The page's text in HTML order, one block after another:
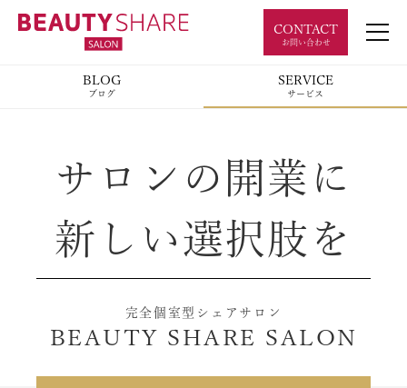
CONTACT
お問い合わせ
BLOG
ブログ
SERVICE
サービス
サロンの開業に
新しい選択肢を
完全個室型シェアサロン
BEAUTY SHARE SALON